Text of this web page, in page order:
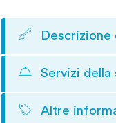
Servizi della
Altre